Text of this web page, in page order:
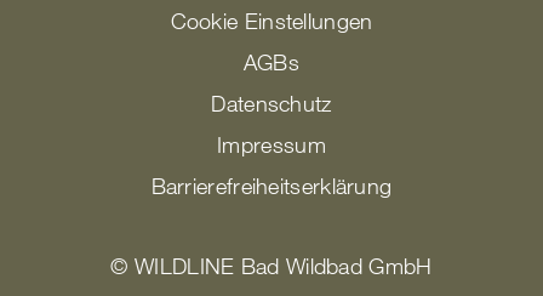
© WILDLINE Bad Wildbad GmbH
Cookie Einstellungen
AGBs
Datenschutz
Impressum
Barrierefreiheitserklärung